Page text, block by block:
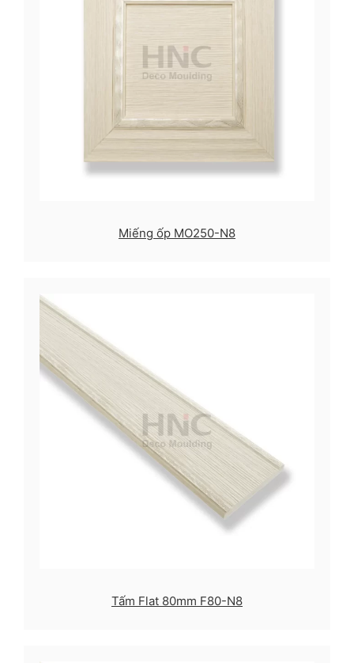
Miếng ốp MO250-N8
Tấm Flat 80mm F80-N8